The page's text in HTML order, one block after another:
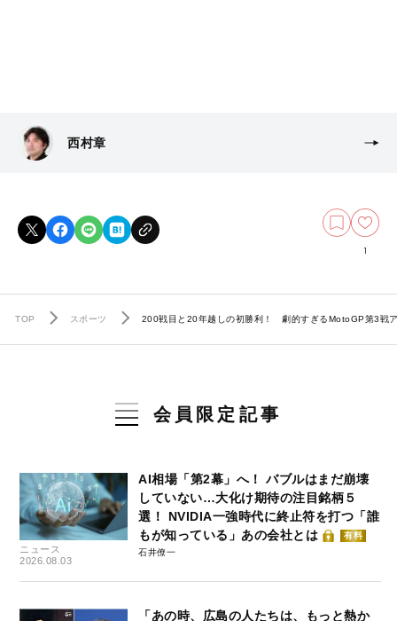
西村章
1
TOP スポーツ 200戦目と20年越しの初勝利！ 劇的すぎるMotoGP第3戦
会員限定記事
ニュース
2026.08.03
AI相場「第2幕」へ！ バブルはまだ崩壊
していない…大化け期待の注目銘柄５
選！ NVIDIA一強時代に終止符を打つ「誰
もが知っている」あの会社とは
有料
石井僚一
「あの時、広島の人たちは、もっと熱か